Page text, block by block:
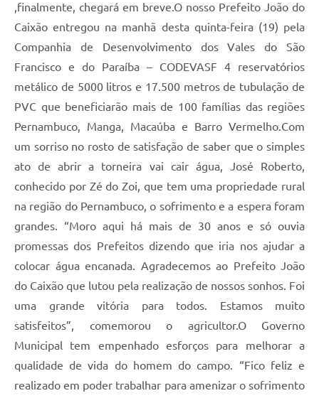
,finalmente, chegará em breve.O nosso Prefeito João do
Caixão entregou na manhã desta quinta-feira (19) pela
Companhia de Desenvolvimento dos Vales do São
Francisco e do Paraíba – CODEVASF 4 reservatórios
metálico de 5000 litros e 17.500 metros de tubulação de
PVC que beneficiarão mais de 100 famílias das regiões
Pernambuco, Manga, Macaúba e Barro Vermelho.Com
um sorriso no rosto de satisfação de saber que o simples
ato de abrir a torneira vai cair água, José Roberto,
conhecido por Zé do Zoi, que tem uma propriedade rural
na região do Pernambuco, o sofrimento e a espera foram
grandes. “Moro aqui há mais de 30 anos e só ouvia
promessas dos Prefeitos dizendo que iria nos ajudar a
colocar água encanada. Agradecemos ao Prefeito João
do Caixão que lutou pela realização de nossos sonhos. Foi
uma grande vitória para todos. Estamos muito
satisfeitos”, comemorou o agricultor.O Governo
Municipal tem empenhado esforços para melhorar a
qualidade de vida do homem do campo. “Fico feliz e
realizado em poder trabalhar para amenizar o sofrimento